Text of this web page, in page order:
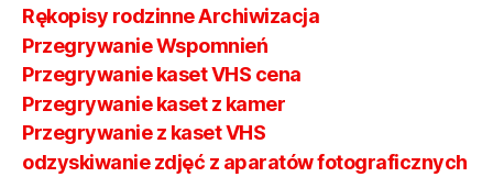
Rękopisy rodzinne Archiwizacja
Przegrywanie Wspomnień
Przegrywanie kaset VHS cena
Przegrywanie kaset z kamer
Przegrywanie z kaset VHS
odzyskiwanie zdjęć z aparatów fotograficznych